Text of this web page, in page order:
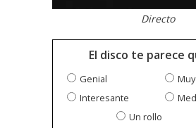
Directo
El disco te parece
Genial
Interesante
Un rollo